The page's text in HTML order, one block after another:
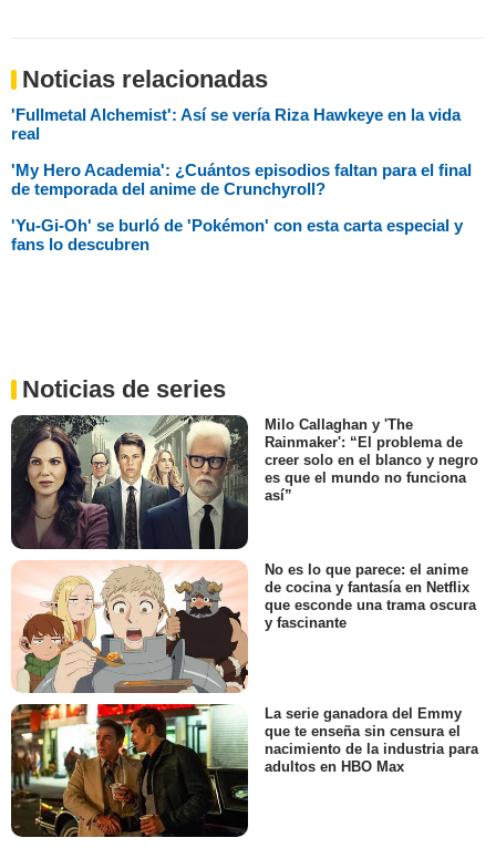
Noticias relacionadas
'Fullmetal Alchemist': Así se vería Riza Hawkeye en la vida
real
'My Hero Academia': ¿Cuántos episodios faltan para el final
de temporada del anime de Crunchyroll?
'Yu-Gi-Oh' se burló de 'Pokémon' con esta carta especial y
fans lo descubren
Noticias de series
Milo Callaghan y 'The
Rainmaker': “El problema de
creer solo en el blanco y negro
es que el mundo no funciona
así”
No es lo que parece: el anime
de cocina y fantasía en Netflix
que esconde una trama oscura
y fascinante
La serie ganadora del Emmy
que te enseña sin censura el
nacimiento de la industria para
adultos en HBO Max